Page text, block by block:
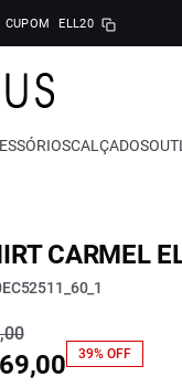
CUPOM ELL20
CALÇADOS
CARMEL
39% OFF